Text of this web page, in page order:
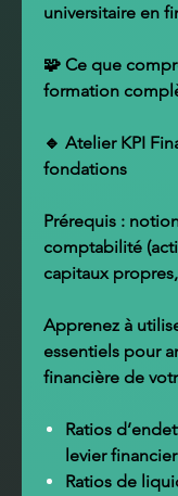
universitaire en
🧩 Ce que
formation
🔹 Atelier KPI
fondations
Prérequis :
comptabilité
capitaux
Apprenez à
essentiels pour
financière de
Ratios
levier financier
Ratios de